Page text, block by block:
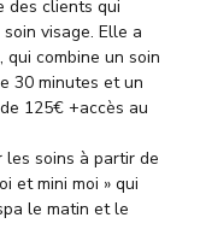
des clients qui
visage. Elle a
combine un soin
30 minutes et un
125€ +accès au
les soins à partir de
et mini moi » qui
le matin et le